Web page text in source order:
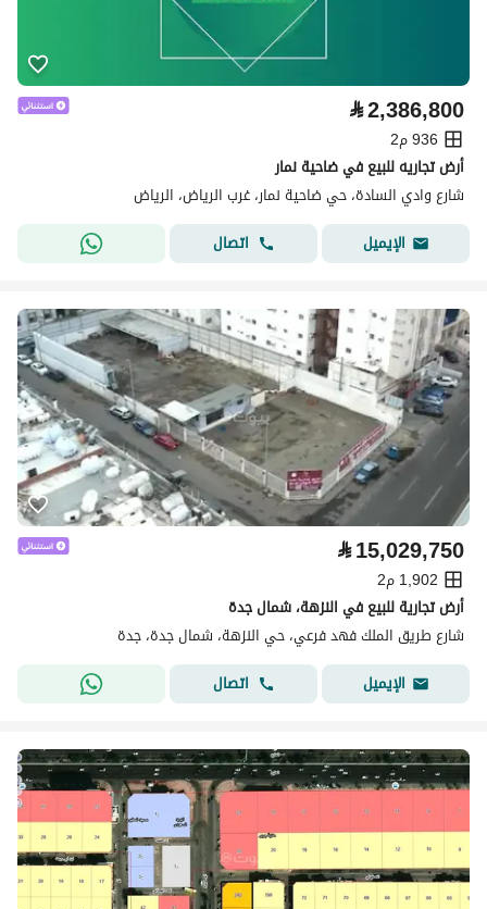
⃁2,386,800
936 م2
أرض تجاريه للبيع في ضاحية نمار
شارع وادي السادة، حي ضاحية نمار، غرب الرياض، الرياض
الإيميل
اتصال
⃁15,029,750
1,902 م2
أرض تجارية للبيع في النزهة، شمال جدة
شارع طريق الملك فهد فرعي، حي النزهة، شمال جدة، جدة
الإيميل
اتصال